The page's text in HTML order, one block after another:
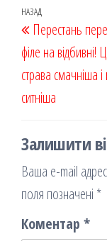
k on
Навігація
записів
Попередній
запис
НАЗАД
Перестань
філе на відбивні!
страва смачніша
ситніша
Залишити
Ваша e-mail
поля позначені *
Коментар *